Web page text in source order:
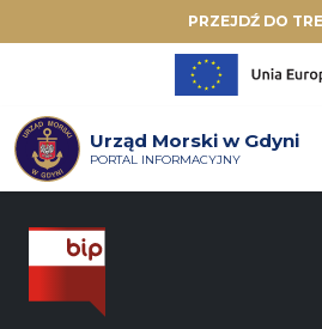
PRZEJDŹ DO
Urząd Morski w Gdyni
PORTAL INFORMACYJNY